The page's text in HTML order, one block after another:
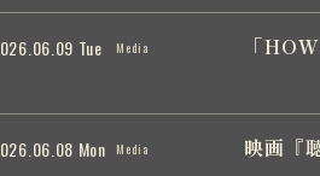
Tue Media 「
Mon Media 映画『